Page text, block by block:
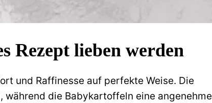
Rezept lieben werden
und Raffinesse auf perfekte Weise. Die
die Babykartoffeln eine angenehme